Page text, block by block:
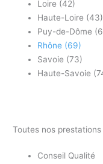
Loire (42)
Haute-Loire (43)
Puy-de-Dôme
Rhône (69)
Savoie (73)
Haute-Savoie
Toutes nos
Conseil Qualité